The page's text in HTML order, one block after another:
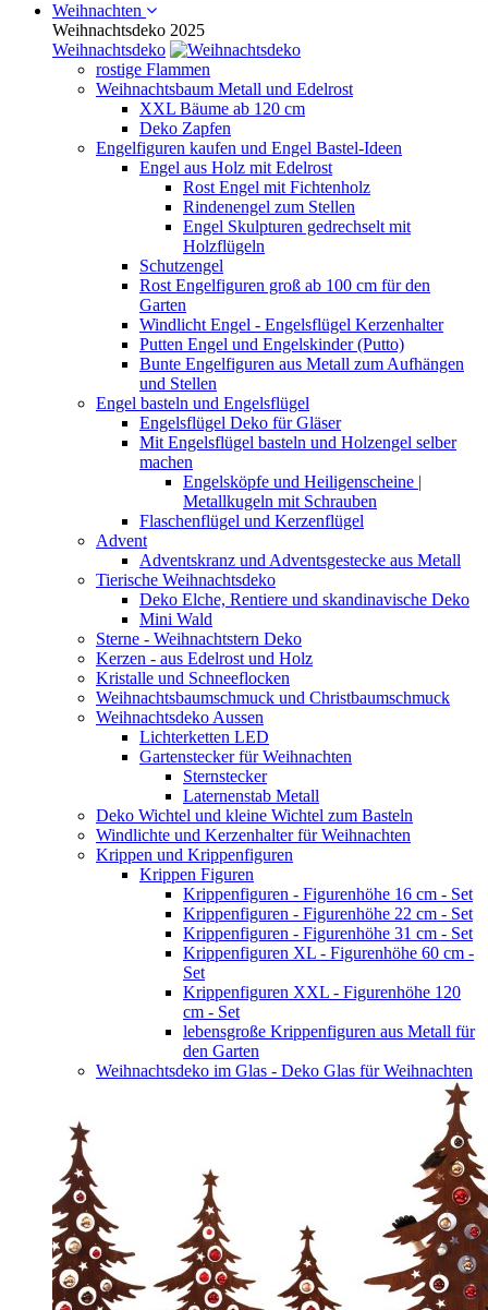
Weihnachten
Weihnachtsdeko 2025
Weihnachtsdeko
rostige Flammen
Weihnachtsbaum Metall und Edelrost
XXL Bäume ab 120 cm
Deko Zapfen
Engelfiguren kaufen und Engel Bastel-Ideen
Engel aus Holz mit Edelrost
Rost Engel mit Fichtenholz
Rindenengel zum Stellen
Engel Skulpturen gedrechselt mit
Holzflügeln
Schutzengel
Rost Engelfiguren groß ab 100 cm für den
Garten
Windlicht Engel - Engelsflügel Kerzenhalter
Putten Engel und Engelskinder (Putto)
Bunte Engelfiguren aus Metall zum Aufhängen
und Stellen
Engel basteln und Engelsflügel
Engelsflügel Deko für Gläser
Mit Engelsflügel basteln und Holzengel selber
machen
Engelsköpfe und Heiligenscheine |
Metallkugeln mit Schrauben
Flaschenflügel und Kerzenflügel
Advent
Adventskranz und Adventsgestecke aus Metall
Tierische Weihnachtsdeko
Deko Elche, Rentiere und skandinavische Deko
Mini Wald
Sterne - Weihnachtstern Deko
Kerzen - aus Edelrost und Holz
Kristalle und Schneeflocken
Weihnachtsbaumschmuck und Christbaumschmuck
Weihnachtsdeko Aussen
Lichterketten LED
Gartenstecker für Weihnachten
Sternstecker
Laternenstab Metall
Deko Wichtel und kleine Wichtel zum Basteln
Windlichte und Kerzenhalter für Weihnachten
Krippen und Krippenfiguren
Krippen Figuren
Krippenfiguren - Figurenhöhe 16 cm - Set
Krippenfiguren - Figurenhöhe 22 cm - Set
Krippenfiguren - Figurenhöhe 31 cm - Set
Krippenfiguren XL - Figurenhöhe 60 cm -
Set
Krippenfiguren XXL - Figurenhöhe 120
cm - Set
lebensgroße Krippenfiguren aus Metall für
den Garten
Weihnachtsdeko im Glas - Deko Glas für Weihnachten